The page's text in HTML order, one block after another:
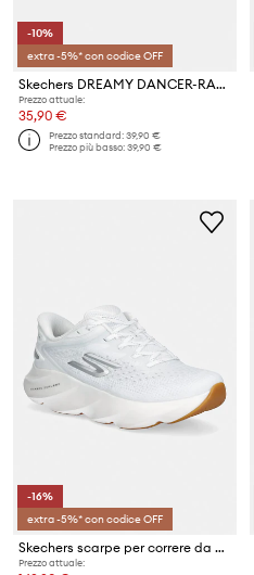
-10%
extra -5%* con codice OFF
Skechers DREAMY DANCER-RADIANT ROGUE sneakers per bambini
Prezzo attuale:
35,90 €
Prezzo standard:39,90 €
Prezzo più basso:39,90 €
-16%
extra -5%* con codice OFF
Skechers scarpe per correre da donna SKX AERO BURST
Prezzo attuale: